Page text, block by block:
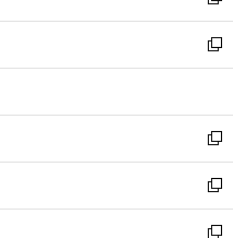
開
く
ウ
で
開
ン
ド
ウ
開
く
ウ
ィ
ン
ウ
で
開
く
し
い
ウ
ン
ド
ウ
で
開
く
新
し
ウ
ィ
ン
ド
ウ
で
新
し
い
ウ
新
し